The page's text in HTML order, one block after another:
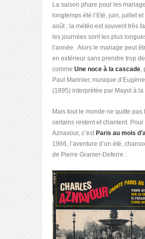
La saison phare pour les
longtemps été l’Eté, juin, juillet et
août; la météo est souvent très
les journées sont les plus
l’année. Alors le mariage peut
en extérieur sans prendre trop
comme Une noce à la cascade,
Paul Marinier, musique
(1895) interprétée par Mayol à la
Mais tout le monde ne quitte pas
certains restent et chantent.
Aznavour, c’est Paris au mois
1966, l’aventure d’un été,
de Pierre Granier-Deferre :